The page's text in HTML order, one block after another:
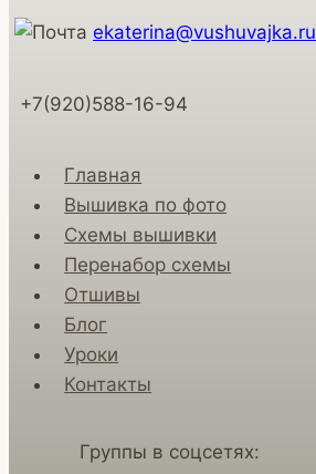
ekaterina@vushuvajka.ru
+7(920)588-16-94
Главная
Вышивка по фото
Схемы вышивки
Перенабор схемы
Отшивы
Блог
Уроки
Контакты
Группы в соцсетях: